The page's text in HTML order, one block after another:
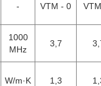
- VTM - 0
1000
MHz
3,7
W/m·K 1,3